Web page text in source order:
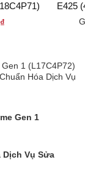
E425
1 (L17C4P72)​​​​​​​
Hóa Dịch Vụ
Gen 1
Dịch Vụ Sửa